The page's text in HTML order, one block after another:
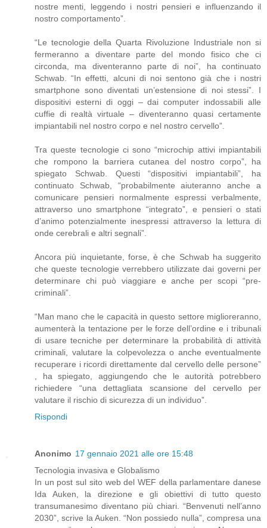
nostre menti, leggendo i nostri pensieri e influenzando il
nostro comportamento”.
“Le tecnologie della Quarta Rivoluzione Industriale non si
fermeranno a diventare parte del mondo fisico che ci
circonda, ma diventeranno parte di noi”, ha continuato
Schwab. “In effetti, alcuni di noi sentono già che i nostri
smartphone sono diventati un’estensione di noi stessi”. I
dispositivi esterni di oggi – dai computer indossabili alle
cuffie di realtà virtuale – diventeranno quasi certamente
impiantabili nel nostro corpo e nel nostro cervello”.
Tra queste tecnologie ci sono “microchip attivi impiantabili
che rompono la barriera cutanea del nostro corpo”, ha
spiegato Schwab. Questi “dispositivi impiantabili”, ha
continuato Schwab, “probabilmente aiuteranno anche a
comunicare pensieri normalmente espressi verbalmente,
attraverso uno smartphone “integrato”, e pensieri o stati
d’animo potenzialmente inespressi attraverso la lettura di
onde cerebrali e altri segnali”.
Ancora più inquietante, forse, è che Schwab ha suggerito
che queste tecnologie verrebbero utilizzate dai governi per
determinare chi può viaggiare e anche per scopi “pre-
criminali”.
“Man mano che le capacità in questo settore miglioreranno,
aumenterà la tentazione per le forze dell’ordine e i tribunali
di usare tecniche per determinare la probabilità di attività
criminali, valutare la colpevolezza o anche eventualmente
recuperare i ricordi direttamente dal cervello delle persone”
, ha spiegato, aggiungendo che le autorità potrebbero
richiedere “una dettagliata scansione del cervello per
valutare il rischio di sicurezza di un individuo”.
Rispondi
Anonimo 17 gennaio 2021 alle ore 15:48
Tecnologia invasiva e Globalismo
In un post sul sito web del WEF della parlamentare danese
Ida Auken, la direzione e gli obiettivi di tutto questo
transumanesimo diventano più chiari. “Benvenuti nell’anno
2030”, scrive la Auken. “Non possiedo nulla”, compresa una